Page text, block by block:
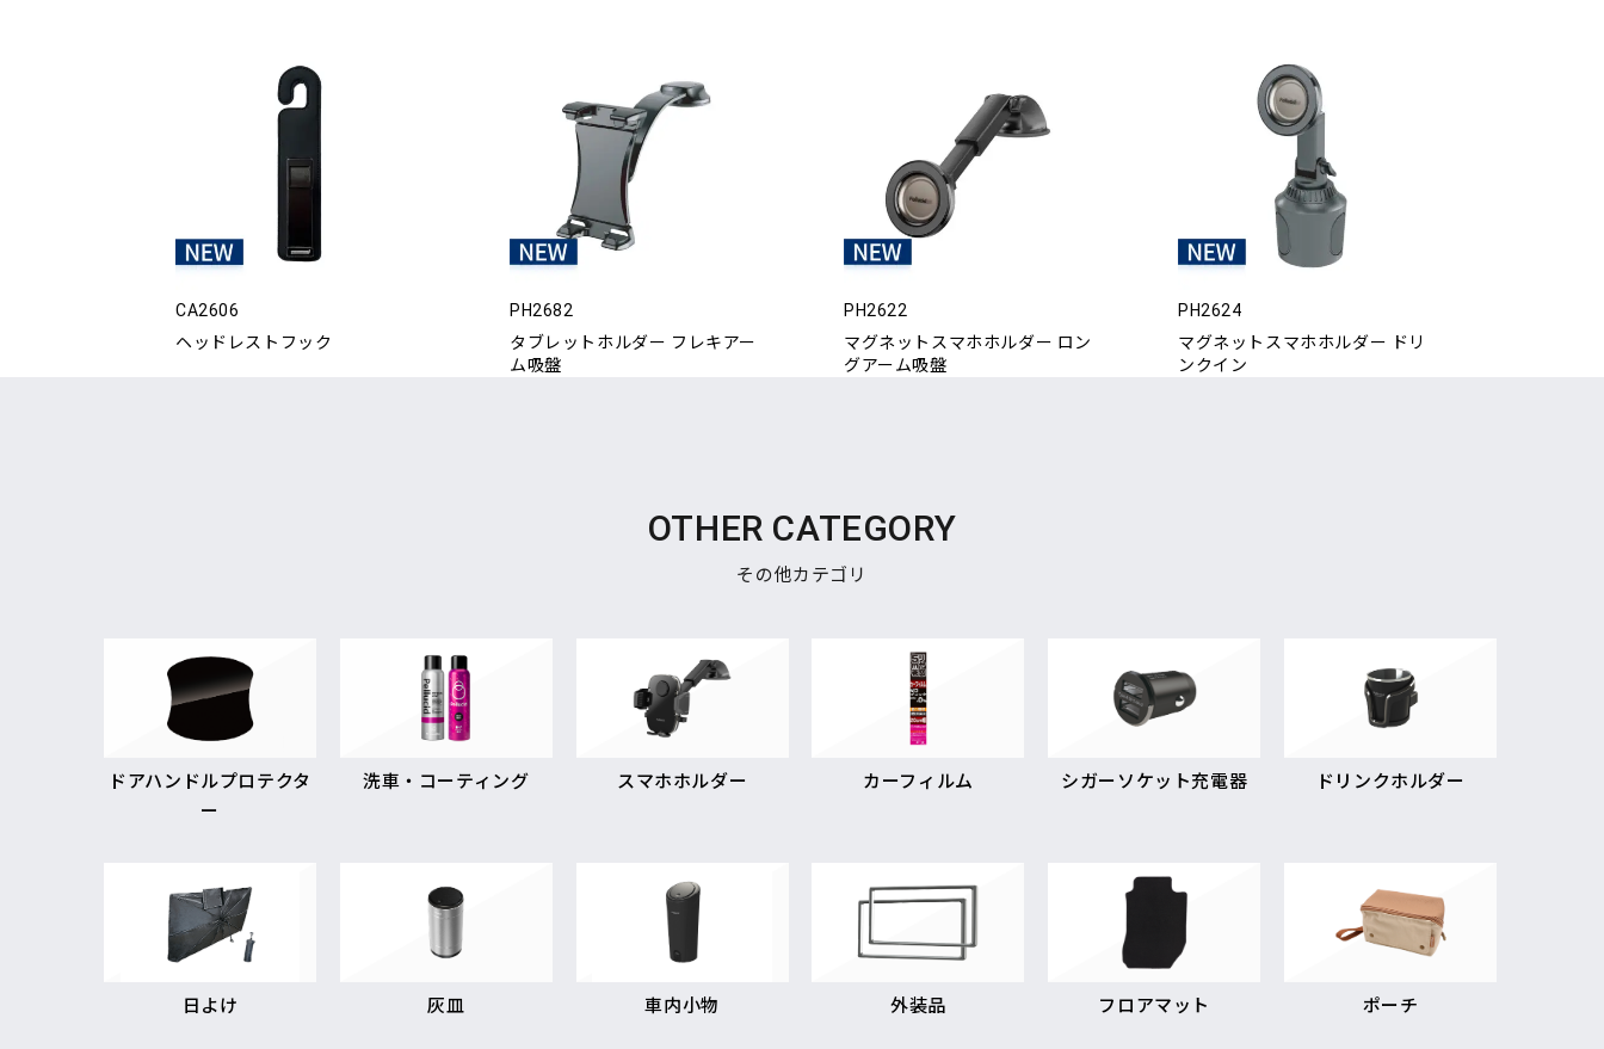
CA2606
ヘッドレストフック
PH2682
タブレットホルダー フレキアー
ム吸盤
PH2622
マグネットスマホホルダー ロン
グアーム吸盤
PH2624
マグネットスマホホルダー ドリ
ンクイン
OTHER CATEGORY
その他カテゴリ
ドアハンドルプロテクタ
ー
洗車・コーティング スマホホルダー カーフィルム シガーソケット充電器 ドリンクホルダー
日よけ 灰皿 車内小物 外装品 フロアマット ポーチ